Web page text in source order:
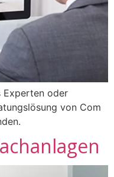
Experten oder
von Com